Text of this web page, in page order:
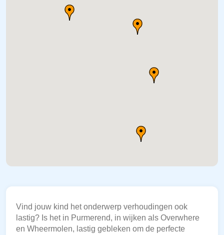
Vind jouw kind het onderwerp verhoudingen ook
lastig? Is het in Purmerend, in wijken als Overwhere
en Wheermolen, lastig gebleken om de perfecte